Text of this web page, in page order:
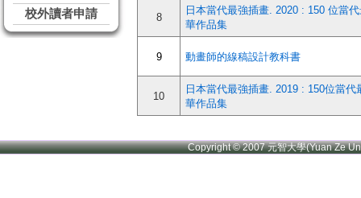
校外讀者申請
8
日本當代最強插畫. 2020 : 150 位當
華作品集
9 動畫師的線稿設計教科書
10
日本當代最強插畫. 2019 : 150位當代
華作品集
Copyright © 2007 元智大學(Yuan Ze